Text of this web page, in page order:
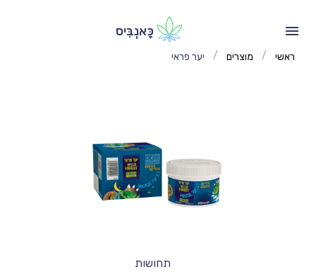
כָּאנְבִּיס
ראשי מוצרים יער פראי
תחושות